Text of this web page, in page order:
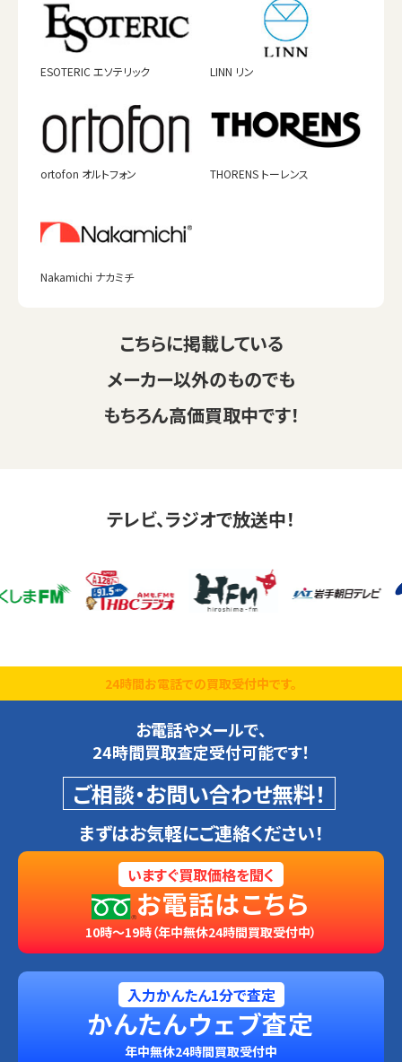
ESOTERIC エソテリック LINN リン
ortofon オルトフォン THORENS トーレンス
Nakamichi ナカミチ
こちらに掲載している
メーカー以外のものでも
もちろん高価買取中です！
テレビ、ラジオで放送中！
24時間お電話での買取受付中です。
お電話やメールで、
24時間買取査定受付可能です！
ご相談・お問い合わせ無料！
まずはお気軽にご連絡ください！
いますぐ買取価格を聞く
お電話はこちら
10時～19時（年中無休24時間買取受付中）
入力かんたん1分で査定
かんたんウェブ査定
年中無休24時間買取受付中